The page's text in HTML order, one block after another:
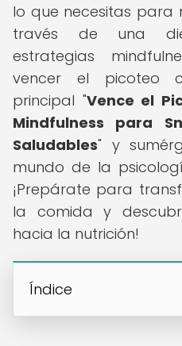
lo que necesitas para
través de una
estrategias
vencer el picoteo
principal "Vence el
Mindfulness para
Saludables" y
mundo de la
¡Prepárate para
la comida y
hacia la nutrición!
Índice